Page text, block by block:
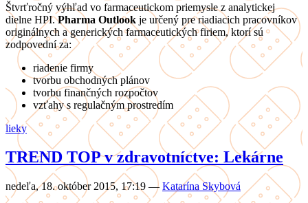
Štvrťročný výhľad vo farmaceutickom priemysle z analytickej
dielne HPI.Pharma Outlook je určený pre riadiacich pracovníkov
originálnych a generických farmaceutických firiem, ktorí sú
zodpovední za:
riadenie firmy
tvorbu obchodných plánov
tvorbu finančných rozpočtov
vzťahy s regulačným prostredím
lieky
TREND TOP v zdravotníctve: Lekárne
nedeľa, 18. október 2015, 17:19 — Katarína Skybová